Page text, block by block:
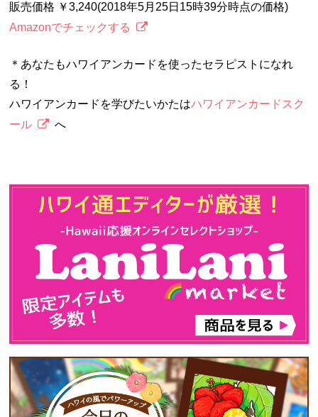
販売価格 ￥3,240(2018年5月25日15時39分時点の価格)
Amazonでチェックする
＊あなたもハワイアンカードを使ったセラピストになれ
る！
ハワイアンカードを学びたいかたはハワイアンカードスク
ール
へ